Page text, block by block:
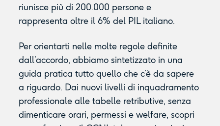
riunisce più di 200.000 persone e
rappresenta oltre il 6% del PIL italiano.
Per orientarti nelle molte regole definite
dall’accordo, abbiamo sintetizzato in una
guida pratica tutto quello che c’è da sapere
a riguardo. Dai nuovi livelli di inquadramento
professionale alle tabelle retributive, senza
dimenticare orari, permessi e welfare, scopri